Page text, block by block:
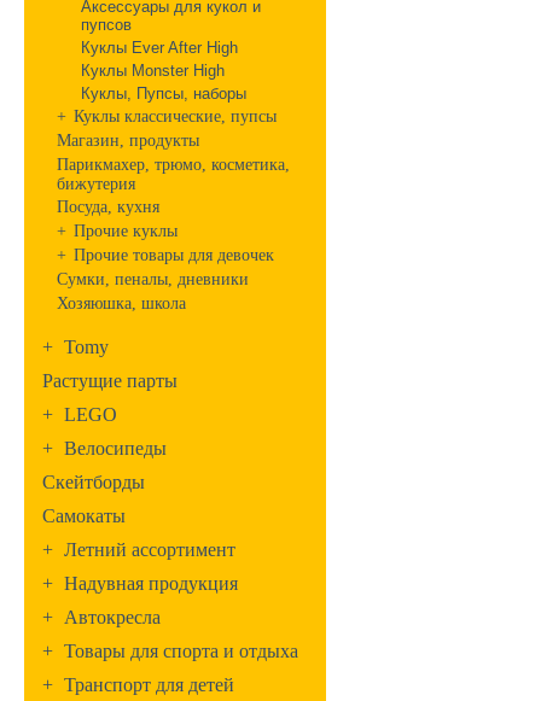
Аксессуары для кукол и
пупсов
Куклы Ever After High
Куклы Monster High
Куклы, Пупсы, наборы
+ Куклы классические, пупсы
Магазин, продукты
Парикмахер, трюмо, косметика,
бижутерия
Посуда, кухня
+ Прочие куклы
+ Прочие товары для девочек
Сумки, пеналы, дневники
Хозяюшка, школа
+ Tomy
Растущие парты
+ LEGO
+ Велосипеды
Скейтборды
Самокаты
+ Летний ассортимент
+ Надувная продукция
+ Автокресла
+ Товары для спорта и отдыха
+ Транспорт для детей